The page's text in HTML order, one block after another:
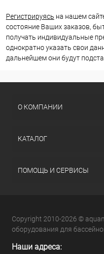
Регистрируясь на нашем
состояние Ваших заказов,
получать индивидуальные
однократно указать свои
дальнейшем они будут
О КОМПАНИИ
КАТАЛОГ
ПОМОЩЬ И СЕРВИСЫ
Copyright 2010-2026 ©
оборудования для
Наши адреса: